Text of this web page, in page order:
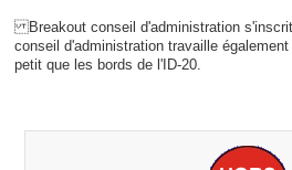
Breakout conseil d'administration
conseil d'administration travaille
petit que les bords de l'ID-20.